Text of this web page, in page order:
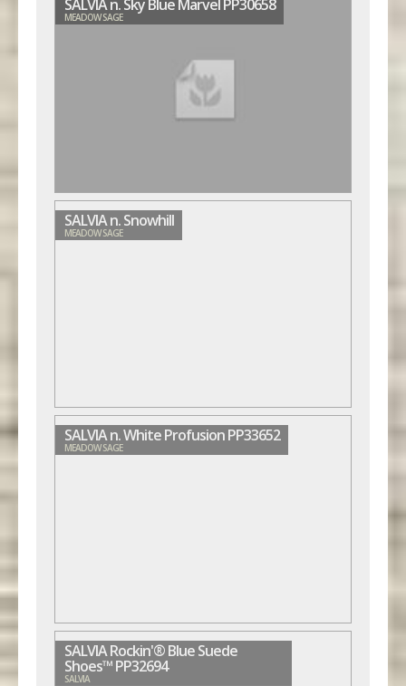
SALVIA n. Sky Blue Marvel PP30658
MEADOW SAGE
SALVIA n. Snowhill
MEADOW SAGE
SALVIA n. White Profusion PP33652
MEADOW SAGE
SALVIA Rockin'® Blue Suede
Shoes™ PP32694
SALVIA